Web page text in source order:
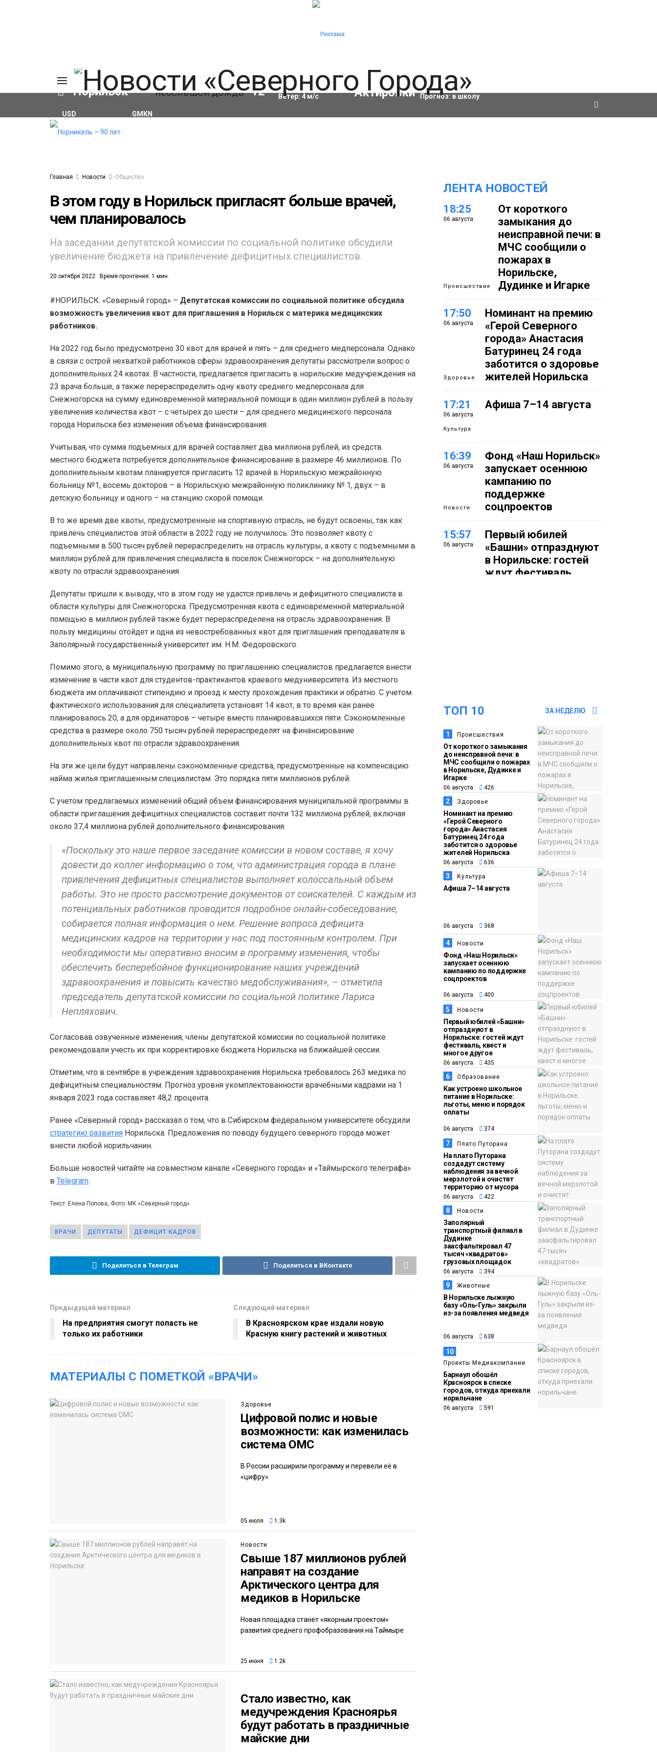
Норильск 12°C Влажность:93%
Ветер: 4м/с
Актировки
Прогноз: в школу
USD
GMKN
Главная Новости Общество
В этом году в Норильск пригласят больше врачей,
чем планировалось
На заседании депутатской комиссии по социальной политике обсудили
увеличение бюджета на привлечение дефицитных специалистов.
20 октября 2022 Время прочтения: 1 мин.
#НОРИЛЬСК. «Северный город» – Депутатская комиссии по социальной политике обсудила
возможность увеличения квот для приглашения в Норильск с материка медицинских
работников.
На 2022 год было предусмотрено 30 квот для врачей и пять – для среднего медперсонала. Однако
в связи с острой нехваткой работников сферы здравоохранения депутаты рассмотрели вопрос о
дополнительных 24 квотах. В частности, предлагается пригласить в норильские медучреждения на
23 врача больше, а также перераспределить одну квоту среднего медперсонала для
Снежногорска на сумму единовременной материальной помощи в один миллион рублей в пользу
увеличения количества квот – с четырех до шести – для среднего медицинского персонала
города Норильска без изменения объема финансирования.
Учитывая, что сумма подъемных для врачей составляет два миллиона рублей, из средств
местного бюджета потребуется дополнительное финансирование в размере 46 миллионов. По
дополнительным квотам планируется пригласить 12 врачей в Норильскую межрайонную
больницу №1, восемь докторов – в Норильскую межрайонную поликлинику № 1, двух – в
детскую больницу и одного – на станцию скорой помощи.
В то же время две квоты, предусмотренные на спортивную отрасль, не будут освоены, так как
привлечь специалистов этой области в 2022 году не получилось. Это позволяет квоту с
подъемными в 500 тысяч рублей перераспределить на отрасль культуры, а квоту с подъемными в
миллион рублей для привлечения специалиста в поселок Снежногорск – на дополнительную
квоту по отрасли здравоохранения.
Депутаты пришли к выводу, что в этом году не удастся привлечь и дефицитного специалиста в
области культуры для Снежногорска. Предусмотренная квота с единовременной материальной
помощью в миллион рублей также будет перераспределена на отрасль здравоохранения. В
пользу медицины отойдет и одна из невостребованных квот для приглашения преподавателя в
Заполярный государственный университет им. Н.М. Федоровского.
Помимо этого, в муниципальную программу по приглашению специалистов предлагается внести
изменение в части квот для студентов-практикантов краевого медуниверситета. Из местного
бюджета им оплачивают стипендию и проезд к месту прохождения практики и обратно. С учетом
фактического использования для специалитета установят 14 квот, в то время как ранее
планировалось 20, а для ординаторов – четыре вместо планировавшихся пяти. Сэкономленные
средства в размере около 750 тысяч рублей перераспределят на финансирование
дополнительных квот по отрасли здравоохранения.
На эти же цели будут направлены сэкономленные средства, предусмотренные на компенсацию
найма жилья приглашенным специалистам. Это порядка пяти миллионов рублей.
С учетом предлагаемых изменений общий объем финансирования муниципальной программы в
области приглашения дефицитных специалистов составит почти 132 миллиона рублей, включая
около 37,4 миллиона рублей дополнительного финансирования.
«Поскольку это наше первое заседание комиссии в новом составе, я хочу
довести до коллег информацию о том, что администрация города в плане
привлечения дефицитных специалистов выполняет колоссальный объем
работы. Это не просто рассмотрение документов от соискателей. С каждым из
потенциальных работников проводится подробное онлайн-собеседование,
собирается полная информация о нем. Решение вопроса дефицита
медицинских кадров на территории у нас под постоянным контролем. При
необходимости мы оперативно вносим в программу изменения, чтобы
обеспечить бесперебойное функционирование наших учреждений
здравоохранения и повысить качество медобслуживания», – отметила
председатель депутатской комиссии по социальной политике Лариса
Непляхович.
Согласовав озвученные изменения, члены депутатской комиссии по социальной политике
рекомендовали учесть их при корректировке бюджета Норильска на ближайшей сессии.
Отметим, что в сентябре в учреждения здравоохранения Норильска требовалось 263 медика по
дефицитным специальностям. Прогноз уровня укомплектованности врачебными кадрами на 1
января 2023 года составляет 48,2 процента.
Ранее «Северный город» рассказал о том, что в Сибирском федеральном университете обсудили
стратегию развития Норильска. Предложения по поводу будущего северного города может
внести любой норильчанин.
Больше новостей читайте на совместном канале «Северного города» и «Таймырского телеграфа»
в Telegram.
Текст: Елена Попова, Фото: МК «Северный город»
ВРАЧИ ДЕПУТАТЫ ДЕФИЦИТ КАДРОВ
Поделиться в Телеграм Поделиться в ВКонтакте
Предыдущий материал
На предприятия смогут попасть не
только их работники
Следующий материал
В Красноярском крае издали новую
Красную книгу растений и животных
МАТЕРИАЛЫ С ПОМЕТКОЙ «ВРАЧИ»
Здоровье
Цифровой полис и новые
возможности: как изменилась
система ОМС
В России расширили программу и перевели её в
«цифру»
05 июля 1.3k
Новости
Свыше 187 миллионов рублей
направят на создание
Арктического центра для
медиков в Норильске
Новая площадка станет «якорным проектом»
развития среднего профобразования на Таймыре
25 июня 1.2k
Стало известно, как
медучреждения Красноярья
будут работать в праздничные
майские дни
ЛЕНТА НОВОСТЕЙ
18:25
06 августа
Происшествия
От короткого
замыкания до
неисправной печи: в
МЧС сообщили о
пожарах в
Норильске,
Дудинке и Игарке
17:50
06 августа
Здоровье
Номинант на премию
«Герой Северного
города» Анастасия
Батуринец 24 года
заботится о здоровье
жителей Норильска
17:21
06 августа
Культура
Афиша 7–14 августа
16:39
06 августа
Новости
Фонд «Наш Норильск»
запускает осеннюю
кампанию по
поддержке
соцпроектов
15:57
06 августа
Первый юбилей
«Башни» отпразднуют
в Норильске: гостей
ждут фестиваль,
Плато
Путорана
создадут систему
наблюдения за вечной
мерзлотой и очистят
территорию от мусора
13:47
06 августа
Новости
Заполярный
транспортный филиал
в Дудинке
заасфальтировал 47
тысяч «квадратов»
грузовых площадок
13:10
06 августа
В Норильске лыжную
базу «Оль-Гуль»
закрыли из-за
12:25
06 августа
Проекты
Медиакомпании
Красноярск в
списке городов,
откуда приехали
норильчане
ТОП 10 ЗА НЕДЕЛЮ
1 Происшествия
От короткого замыкания
до неисправной печи: в
МЧС сообщили о пожарах
в Норильске, Дудинке и
Игарке
06 августа 426
2 Здоровье
Номинант на премию
«Герой Северного
города» Анастасия
Батуринец 24 года
заботится о здоровье
жителей Норильска
06 августа 636
3 Культура
Афиша 7–14 августа
06 августа 368
4 Новости
Фонд «Наш Норильск»
запускает осеннюю
кампанию по поддержке
соцпроектов
06 августа 400
5 Новости
Первый юбилей «Башни»
отпразднуют в
Норильске: гостей ждут
фестиваль, квест и
многое другое
06 августа 435
6 Образование
Как устроено школьное
питание в Норильске:
льготы, меню и порядок
оплаты
06 августа 374
7 Плато Путорана
На плато Путорана
создадут систему
наблюдения за вечной
мерзлотой и очистят
территорию от мусора
06 августа 422
8 Новости
Заполярный
транспортный филиал в
Дудинке
заасфальтировал 47
тысяч «квадратов»
грузовых площадок
06 августа 394
9 Животные
В Норильске лыжную
базу «Оль-Гуль» закрыли
из-за появления медведя
06 августа 638
10
Проекты Медиакомпании
Барнаул обошёл
Красноярск в списке
городов, откуда приехали
норильчане
06 августа 591